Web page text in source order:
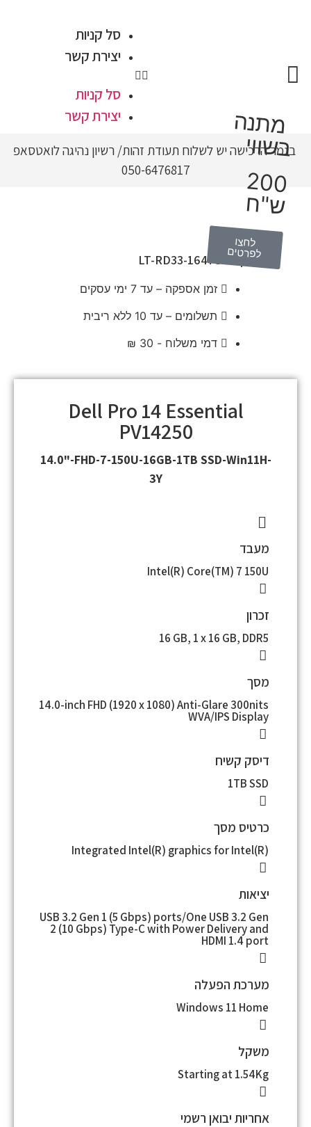
סל קניות
יצירת קשר
סל קניות
יצירת קשר
בגמר הרכישה יש לשלוח תעודת זהות/ רשיון נהיגה לואטסאפ
050-6476817
Dell Pro 14 Essential
PV14250
14.0"-FHD-7-150U-16GB-1TB SSD-Win11H-
3Y
מעבד
Intel(R) Core(TM) 7 150U
זכרון
16 GB, 1 x 16 GB, DDR5
מסך
14.0-inch FHD (1920 x 1080) Anti-Glare 300nits
WVA/IPS Display
דיסק קשיח
1TB SSD
כרטיס מסך
Integrated Intel(R) graphics for Intel(R)
יציאות
USB 3.2 Gen 1 (5 Gbps) ports/One USB 3.2 Gen
2 (10 Gbps) Type-C with Power Delivery and
HDMI 1.4 port
מערכת הפעלה
Windows 11 Home
משקל
Starting at 1.54Kg
אחריות יבואן רשמי
מתנה
ב
שווי
200
ש"ח
לחצו
לפרטים
מק״ט: LT-RD33-16478
זמן אספקה – עד 7 ימי עסקים
תשלומים – עד 10 ללא ריבית
דמי משלוח - 30 ₪